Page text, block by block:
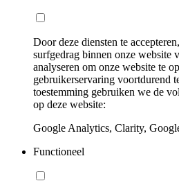
Door deze diensten te
surfgedrag binnen onze website
analyseren om onze website te
gebruikerservaring voortdurend
toestemming gebruiken we de
op deze website:
Google Analytics, Clarity,
Functioneel